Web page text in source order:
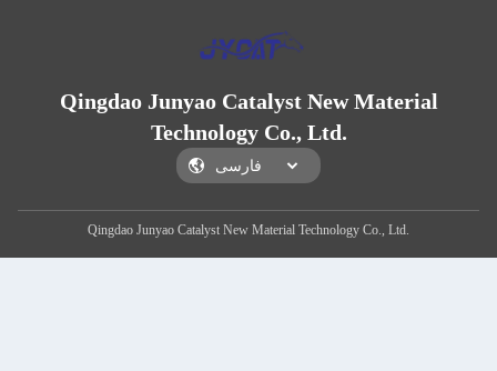
Qingdao Junyao Catalyst New Material
Technology Co., Ltd.
Qingdao Junyao Catalyst New Material Technology Co., Ltd.